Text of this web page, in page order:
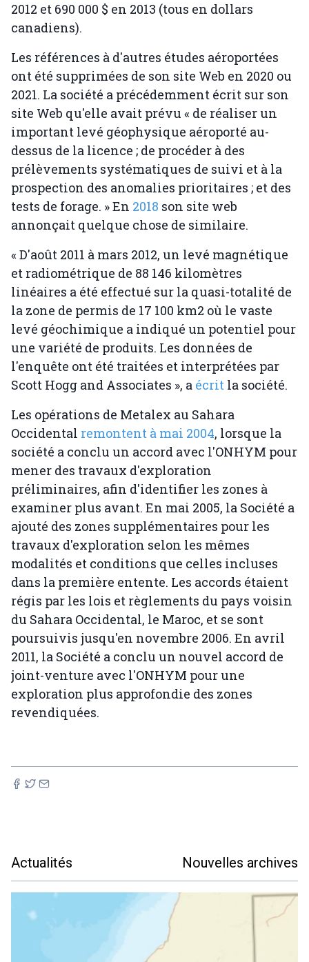
2012 et 690 000 $ en 2013 (tous en dollars
canadiens).
Les références à d'autres études aéroportées
ont été supprimées de son site Web en 2020 ou
2021. La société a précédemment écrit sur son
site Web qu'elle avait prévu « de réaliser un
important levé géophysique aéroporté au-
dessus de la licence ; de procéder à des
prélèvements systématiques de suivi et à la
prospection des anomalies prioritaires ; et des
tests de forage. » En 2018 son site web
annonçait quelque chose de similaire.
« D'août 2011 à mars 2012, un levé magnétique
et radiométrique de 88 146 kilomètres
linéaires a été effectué sur la quasi-totalité de
la zone de permis de 17 100 km2 où le vaste
levé géochimique a indiqué un potentiel pour
une variété de produits. Les données de
l'enquête ont été traitées et interprétées par
Scott Hogg and Associates », a écrit la société.
Les opérations de Metalex au Sahara
Occidental remontent à mai 2004, lorsque la
société a conclu un accord avec l'ONHYM pour
mener des travaux d'exploration
préliminaires, afin d'identifier les zones à
examiner plus avant. En mai 2005, la Société a
ajouté des zones supplémentaires pour les
travaux d'exploration selon les mêmes
modalités et conditions que celles incluses
dans la première entente. Les accords étaient
régis par les lois et règlements du pays voisin
du Sahara Occidental, le Maroc, et se sont
poursuivis jusqu'en novembre 2006. En avril
2011, la Société a conclu un nouvel accord de
joint-venture avec l'ONHYM pour une
exploration plus approfondie des zones
revendiquées.
Actualités Nouvelles archives